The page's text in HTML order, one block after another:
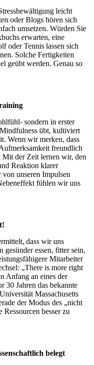
leicht
oder Blogs hören sich
umsetzen. Würden Sie
erwarten, eine
oder Tennis lassen sich
Solche Fertigkeiten
geübt werden. Genau so
sondern in erster
übt, kultiviert
Wenn wir merken, dass
freundlich
der Zeit lernen wir, den
Reaktion klarer
unseren Impulsen
fühlen wir uns
dass wir uns
gesünder essen, fitter sein,
Mitarbeiter
„There is more right
Anfang an eines der
30 Jahren das bekannte
Massachusetts
der Modus des „nicht
Ressourcen besser zu
belegt